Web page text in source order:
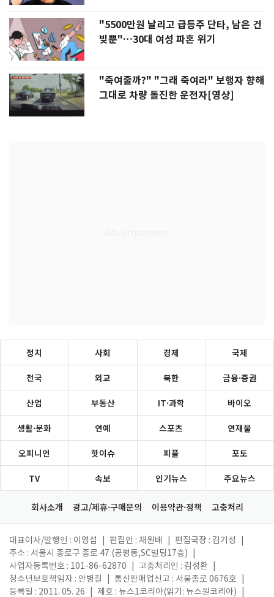
"5500만원 날리고 급등주 단타, 남은 건
빚뿐"…30대 여성 파혼 위기
"죽여줄까?" "그래 죽여라" 보행자 향해
그대로 차량 돌진한 운전자[영상]
정치 사회 경제 국제
전국 외교 북한 금융·증권
산업 부동산 IT·과학 바이오
생활·문화 연예 스포츠 연재물
오피니언 핫이슈 피플 포토
TV 속보 인기뉴스 주요뉴스
회사소개 광고/제휴·구매문의 이용약관·정책 고충처리
대표이사/발행인 : 이영섭 편집인 : 채원배 편집국장 : 김기성
주소 : 서울시 종로구 종로 47 (공평동,SC빌딩17층)
사업자등록번호 : 101-86-62870
고충처리인 : 김성환
청소년보호책임자 : 안병길
통신판매업신고 : 서울종로 0676호
등록일 : 2011. 05. 26
제호 : 뉴스1코리아(읽기: 뉴스원코리아)